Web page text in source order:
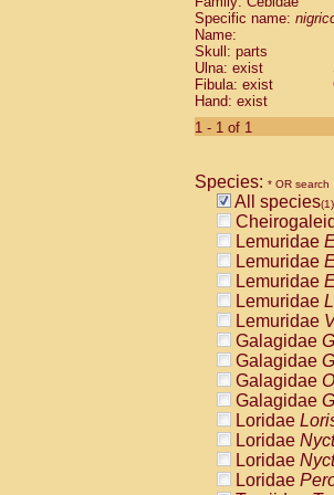
Cebidae
Cebidae
Cebidae
Cebidae
Cebidae
Cebidae
Cebidae
Cebidae
Cebidae
Cebidae
Cebidae
Cebidae
Atelidae
Atelidae
Atelidae
Atelidae
Atelidae
Atelidae
Atelidae
Atelidae
Atelidae
Atelidae
Pitheciidae
Specific name:
Name:
Skull: parts
Ulna: exist
Fibula: exist
Hand: exist
1 - 1 of 1
Species: * OR search
All species(1)
Lemuridae
Lemuridae
Lemuridae
Lemuridae
Lemuridae
Galagidae
Galagidae
Galagidae
Galagidae
Loridae
Loridae
Loridae
Loridae